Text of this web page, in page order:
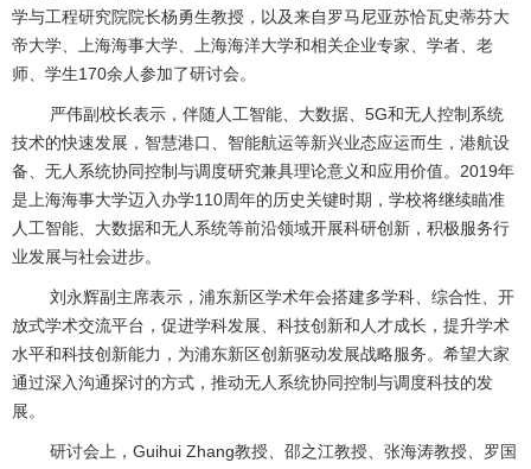
学与工程研究院院长杨勇生教授，以及来自罗马尼亚苏恰瓦史蒂芬大
帝大学、上海海事大学、上海海洋大学和相关企业专家、学者、老
师、学生170余人参加了研讨会。
严伟副校长表示，伴随人工智能、大数据、5G和无人控制系统
技术的快速发展，智慧港口、智能航运等新兴业态应运而生，港航设
备、无人系统协同控制与调度研究兼具理论意义和应用价值。2019年
是上海海事大学迈入办学110周年的历史关键时期，学校将继续瞄准
人工智能、大数据和无人系统等前沿领域开展科研创新，积极服务行
业发展与社会进步。
刘永辉副主席表示，浦东新区学术年会搭建多学科、综合性、开
放式学术交流平台，促进学科发展、科技创新和人才成长，提升学术
水平和科技创新能力，为浦东新区创新驱动发展战略服务。希望大家
通过深入沟通探讨的方式，推动无人系统协同控制与调度科技的发
展。
研讨会上，Guihui Zhang教授、邵之江教授、张海涛教授、罗国